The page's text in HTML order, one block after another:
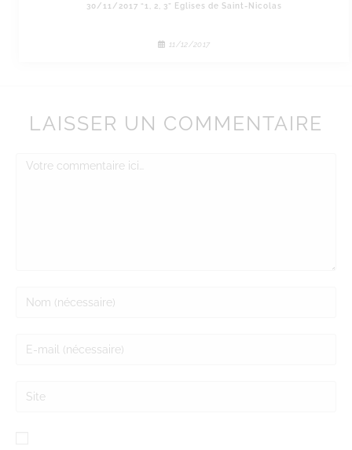
30/11/2017 “1, 2, 3” Eglises de Saint-Nicolas
11/12/2017
LAISSER UN COMMENTAIRE